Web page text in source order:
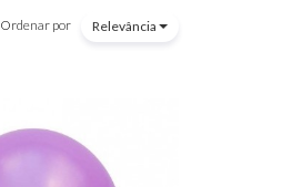
Ordenar por Relevância